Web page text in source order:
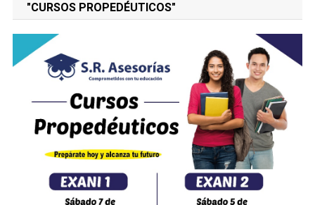
"CURSOS PROPEDÉUTICOS"